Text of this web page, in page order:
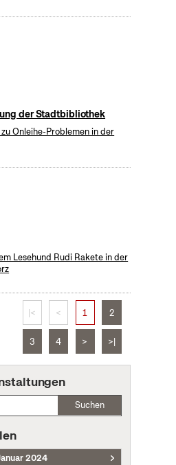
der Stadtbibliothek
Onleihe-Problemen in der
Lesehund Rudi Rakete in der
|< < 1 2
3 4 > >|
Suchen
2024